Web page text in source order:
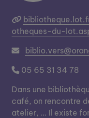
otheques-du-
05 65 31 34 78
Dans une
café, on rencontre
atelier, … Il existe